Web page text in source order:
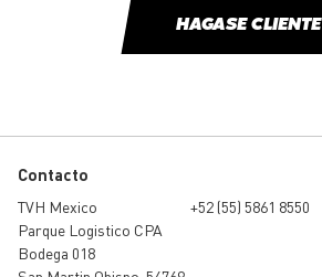
HAGASE CLIENTE
Contacto
TVH Mexico
Parque Logistico CPA
Bodega 018
+52 (55) 5861 8550